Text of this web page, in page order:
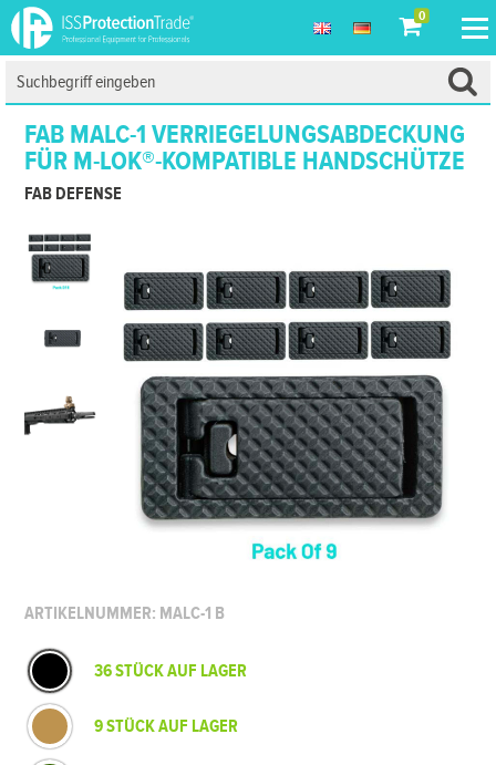
0
FAB MALC-1 VERRIEGELUNGSABDECKUNG
FÜR M-LOK®-KOMPATIBLE HANDSCHÜTZE
FAB DEFENSE
ARTIKELNUMMER: MALC-1 B
36 STÜCK AUF LAGER
9 STÜCK AUF LAGER